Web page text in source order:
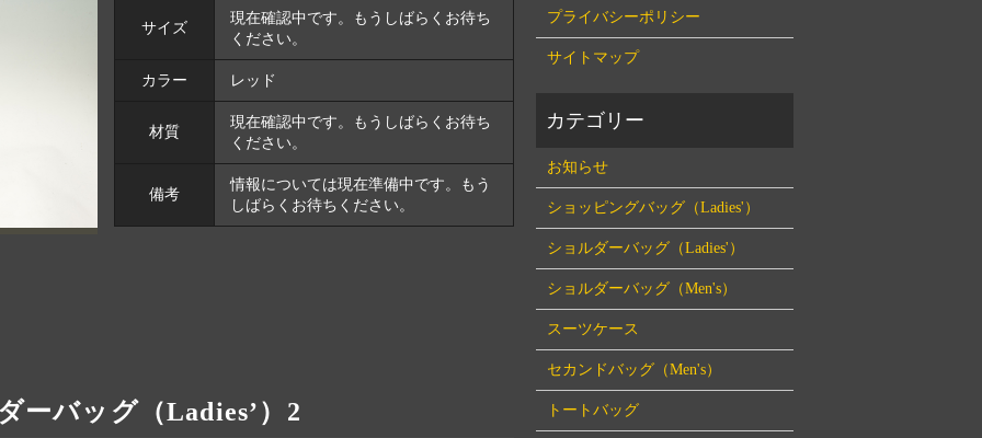
サイズ
現在確認中です。もうしばらくお待ち
ください。
カラー レッド
材質
現在確認中です。もうしばらくお待ち
ください。
備考
情報については現在準備中です。もう
しばらくお待ちください。
ーバッグ（Ladies’）2
プライバシーポリシー
サイトマップ
お知らせ
ショッピングバッグ（Ladies'）
ショルダーバッグ（Ladies'）
ショルダーバッグ（Men's）
スーツケース
セカンドバッグ（Men's）
トートバッグ